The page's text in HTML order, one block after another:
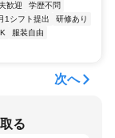
歓迎
学歴不問
1シフト提出
研修あり
服装自由
次へ
る